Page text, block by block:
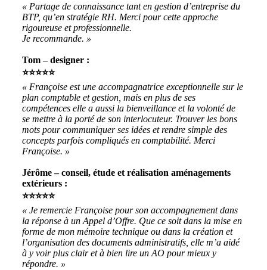
« Partage de connaissance tant en gestion d’entreprise du
BTP, qu’en stratégie RH. Merci pour cette approche
rigoureuse et professionnelle.
Je recommande. »
Tom – designer :
⭐⭐⭐⭐⭐
« Françoise est une accompagnatrice exceptionnelle sur le
plan comptable et gestion, mais en plus de ses
compétences elle a aussi la bienveillance et la volonté de
se mettre à la porté de son interlocuteur. Trouver les bons
mots pour communiquer ses idées et rendre simple des
concepts parfois compliqués en comptabilité. Merci
Françoise. »
Jérôme – conseil, étude et réalisation aménagements
extérieurs :
⭐⭐⭐⭐⭐
« Je remercie Françoise pour son accompagnement dans
la réponse à un Appel d’Offre. Que ce soit dans la mise en
forme de mon mémoire technique ou dans la création et
l’organisation des documents administratifs, elle m’a aidé
à y voir plus clair et à bien lire un AO pour mieux y
répondre. »